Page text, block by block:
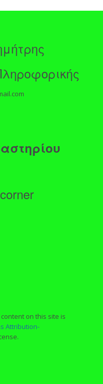
on this site is
Attribution-